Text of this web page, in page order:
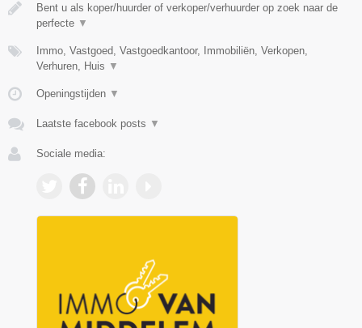
Bent u als koper/huurder of verkoper/verhuurder op zoek naar de
perfecte ▼
Immo, Vastgoed, Vastgoedkantoor, Immobiliën, Verkopen,
Verhuren, Huis ▼
Openingstijden ▼
Laatste facebook posts ▼
Sociale media: